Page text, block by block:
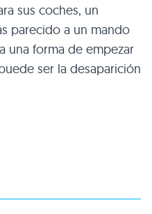
sus coches, un
parecido a un mando
una forma de empezar
ser la desaparición